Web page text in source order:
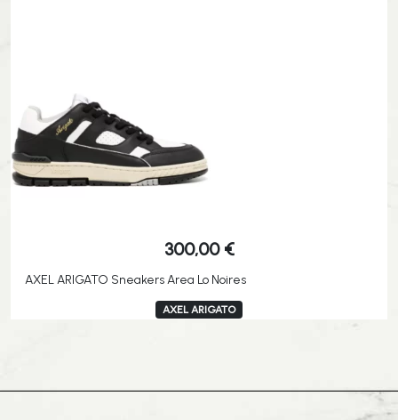
300,00 €
AXEL ARIGATO Sneakers Area Lo Noires
AXEL ARIGATO